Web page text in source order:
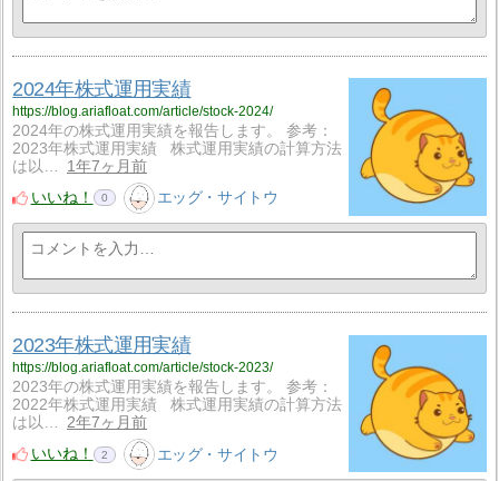
2024年株式運用実績
https://blog.ariafloat.com/article/stock-2024/
2024年の株式運用実績を報告します。 参考：
2023年株式運用実績 株式運用実績の計算方法
は以…
1年7ヶ月前
いいね！
0 エッグ・サイトウ
2023年株式運用実績
https://blog.ariafloat.com/article/stock-2023/
2023年の株式運用実績を報告します。 参考：
2022年株式運用実績 株式運用実績の計算方法
は以…
2年7ヶ月前
いいね！
2 エッグ・サイトウ